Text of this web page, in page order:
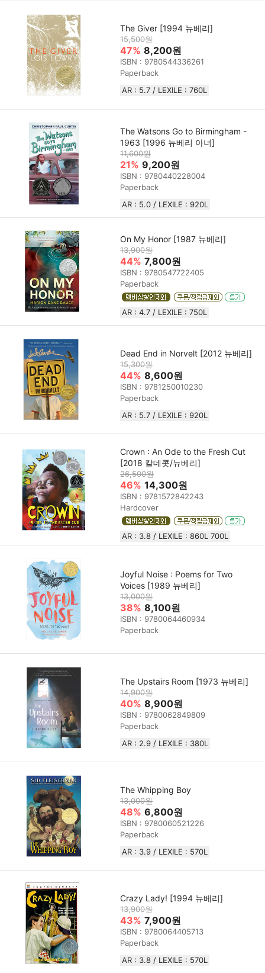
The Giver [1994 뉴베리]
15,500원
47% 8,200원
ISBN : 9780544336261
Paperback
AR : 5.7 / LEXILE : 760L
The Watsons Go to Birmingham -
1963 [1996 뉴베리 아너]
11,600원
21% 9,200원
ISBN : 9780440228004
Paperback
AR : 5.0 / LEXILE : 920L
On My Honor [1987 뉴베리]
13,900원
44% 7,800원
ISBN : 9780547722405
Paperback
AR : 4.7 / LEXILE : 750L
Dead End in Norvelt [2012 뉴베리]
15,300원
44% 8,600원
ISBN : 9781250010230
Paperback
AR : 5.7 / LEXILE : 920L
Crown : An Ode to the Fresh Cut
[2018 칼데콧/뉴베리]
26,500원
46% 14,300원
ISBN : 9781572842243
Hardcover
AR : 3.8 / LEXILE : 860L 700L
Joyful Noise : Poems for Two
Voices [1989 뉴베리]
13,000원
38% 8,100원
ISBN : 9780064460934
Paperback
The Upstairs Room [1973 뉴베리]
14,900원
40% 8,900원
ISBN : 9780062849809
Paperback
AR : 2.9 / LEXILE : 380L
The Whipping Boy
13,000원
48% 6,800원
ISBN : 9780060521226
Paperback
AR : 3.9 / LEXILE : 570L
Crazy Lady! [1994 뉴베리]
13,900원
43% 7,900원
ISBN : 9780064405713
Paperback
AR : 3.8 / LEXILE : 570L